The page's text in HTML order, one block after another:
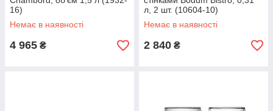
16)
Немає в наявності
4 965 ₴
л, 2 шт. (10604-10)
Немає в наявності
2 840 ₴